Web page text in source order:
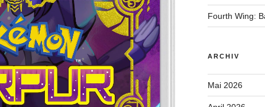
Fourth Wing:
ARCHIV
Mai 2026